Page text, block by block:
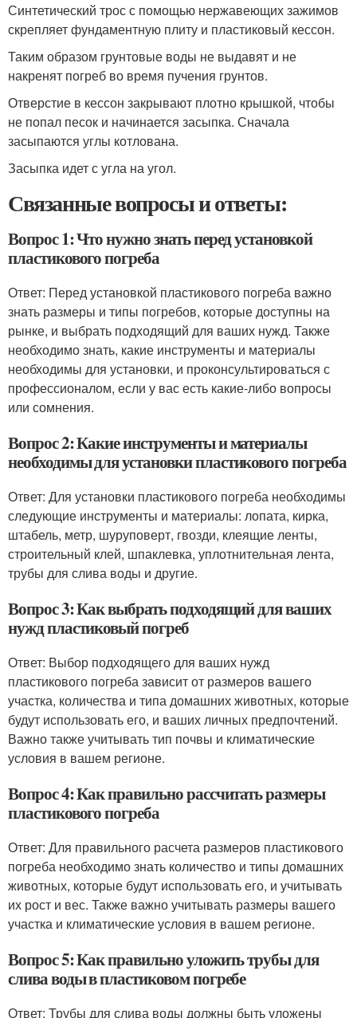
Синтетический трос с помощью нержавеющих зажимов
скрепляет фундаментную плиту и пластиковый кессон.
Таким образом грунтовые воды не выдавят и не
накренят погреб во время пучения грунтов.
Отверстие в кессон закрывают плотно крышкой, чтобы
не попал песок и начинается засыпка. Сначала
засыпаются углы котлована.
Засыпка идет с угла на угол.
Связанные вопросы и ответы:
Вопрос 1: Что нужно знать перед установкой
пластикового погреба
Ответ: Перед установкой пластикового погреба важно
знать размеры и типы погребов, которые доступны на
рынке, и выбрать подходящий для ваших нужд. Также
необходимо знать, какие инструменты и материалы
необходимы для установки, и проконсультироваться с
профессионалом, если у вас есть какие-либо вопросы
или сомнения.
Вопрос 2: Какие инструменты и материалы
необходимы для установки пластикового погреба
Ответ: Для установки пластикового погреба необходимы
следующие инструменты и материалы: лопата, кирка,
штабель, метр, шуруповерт, гвозди, клеящие ленты,
строительный клей, шпаклевка, уплотнительная лента,
трубы для слива воды и другие.
Вопрос 3: Как выбрать подходящий для ваших
нужд пластиковый погреб
Ответ: Выбор подходящего для ваших нужд
пластикового погреба зависит от размеров вашего
участка, количества и типа домашних животных, которые
будут использовать его, и ваших личных предпочтений.
Важно также учитывать тип почвы и климатические
условия в вашем регионе.
Вопрос 4: Как правильно рассчитать размеры
пластикового погреба
Ответ: Для правильного расчета размеров пластикового
погреба необходимо знать количество и типы домашних
животных, которые будут использовать его, и учитывать
их рост и вес. Также важно учитывать размеры вашего
участка и климатические условия в вашем регионе.
Вопрос 5: Как правильно уложить трубы для
слива воды в пластиковом погребе
Ответ: Трубы для слива воды должны быть уложены